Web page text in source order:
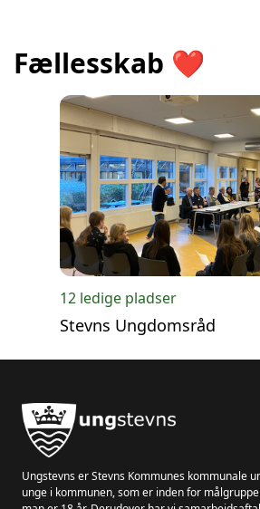
Fællesskab ❤️
12 ledige pladser
Stevns Ungdomsråd
Ungstevns er Stevns Kommunes kommunale
unge i kommunen, som er inden for